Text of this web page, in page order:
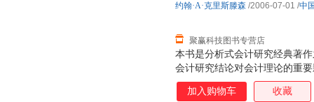
本书是分析式会计研究经典著
会计研究结论对会计理论的重
点。读者可以不需要过多的数
了解分析式会计研究的会计专
聚赢科技图书专营店
约翰·A·克里斯滕森 /2006-07-01 /中
加入购物车 收藏